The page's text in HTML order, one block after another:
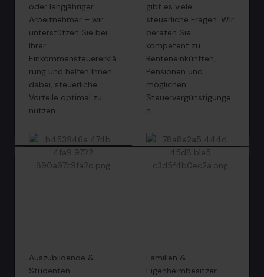
oder langjähriger
Arbeitnehmer – wir
unterstützen Sie bei
Ihrer
Einkommensteuererklä
rung und helfen Ihnen
dabei, steuerliche
Vorteile optimal zu
nutzen.
gibt es viele
steuerliche Fragen. Wir
beraten Sie
kompetent zu
Renteneinkünften,
Pensionen und
möglichen
Steuervergünstigunge
n.
Auszubildende &
Studenten
Familien &
Eigenheimbesitzer